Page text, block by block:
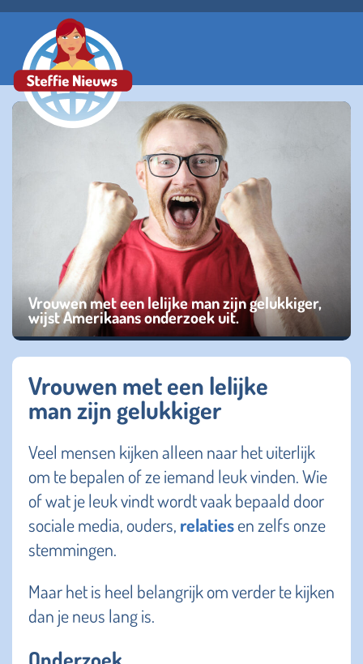
Vrouwen met een lelijke man zijn gelukkiger,
wijst Amerikaans onderzoek uit.
Vrouwen met een lelijke
man zijn gelukkiger
Veel mensen kijken alleen naar het uiterlijk
om te bepalen of ze iemand leuk vinden. Wie
of wat je leuk vindt wordt vaak bepaald door
sociale media, ouders, relatiesen zelfs onze
stemmingen.
Maar het is heel belangrijk om verder te kijken
dan je neus lang is.
Onderzoek